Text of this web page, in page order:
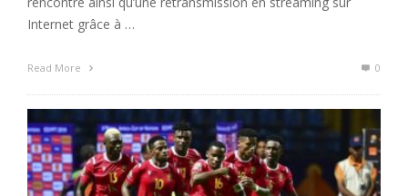
Internet grâce à …
Read More 0